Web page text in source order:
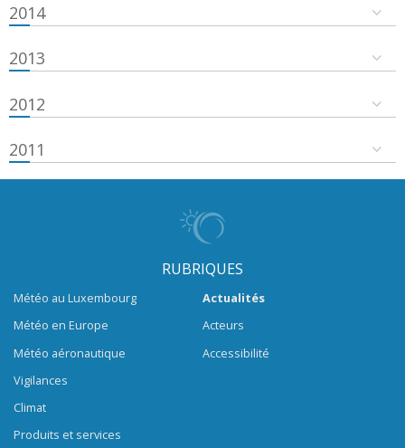
2014
2013
2012
2011
RUBRIQUES
Météo au Luxembourg
Météo en Europe
Météo aéronautique
Vigilances
Climat
Produits et services
Actualités
Acteurs
Accessibilité